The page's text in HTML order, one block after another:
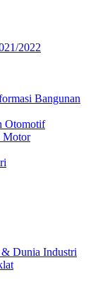
2022
Bangunan
Otomotif
Motor
Dunia Industri